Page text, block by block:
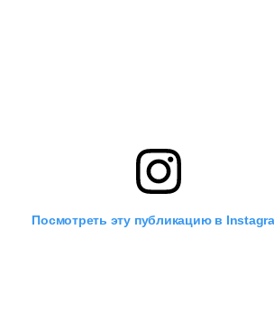
Посмотреть эту публикацию в